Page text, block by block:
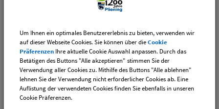
Vereinsangebote speziell für junge Leute
Downloads
Den gewählten Termin als VCS-Kalenderdatei
downloaden
Den gewählten Termin als iCal-Kalenderdatei
Um Ihnen ein optimales Benutzererlebnis zu bieten, verwenden wir
auf dieser Webseite Cookies. Sie können über dieCookie
Präferenzen Ihre aktuelle Cookie Auswahl anpassen. Durch das
Betätigen des Buttons "Alle akzeptieren" stimmen Sie der
Verwendung aller Cookies zu. Mithilfe des Buttons "Alle ablehnen"
lehnen Sie der Verwendung nicht erforderlicher Cookies ab. Eine
Auflistung der verwendeten Cookies finden Sie ebenfalls in unseren
Cookie Präferenzen.